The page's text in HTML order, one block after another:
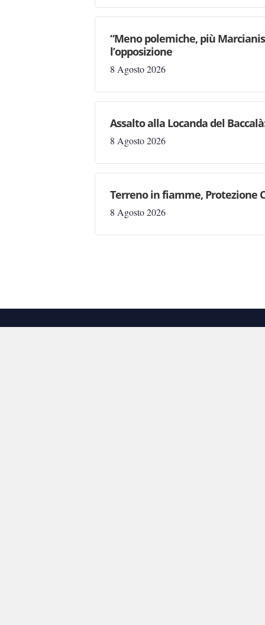
“Meno polemiche, più
l’opposizione
8 Agosto 2026
Assalto alla Locanda del
8 Agosto 2026
Terreno in fiamme, Protezione
8 Agosto 2026